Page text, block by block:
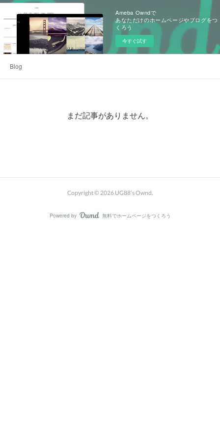
Ameba Owndで
あなただけのホームページやブログをつ
くろう
今すぐ試す
Blog
まだ記事がありません。
Copyright © 2026 UG88's Ownd.
Powered by AmebaOwnd
無料でホームページをつくろう